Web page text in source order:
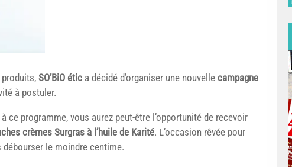
produits, SO’BiO étic a décidé d’organiser une nouvelle campagne
à postuler.
ce programme, vous aurez peut-être l’opportunité de recevoir
crèmes Surgras à l’huile de Karité. L’occasion rêvée pour
le moindre centime.